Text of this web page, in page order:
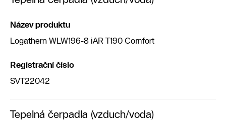
Název produktu
Logathern WLW196-8 iAR T190 Comfort
Registrační číslo
SVT22042
Tepelná čerpadla (vzduch/voda)